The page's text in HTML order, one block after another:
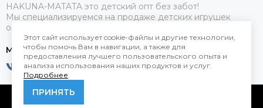
HAKUNA-MATATA это детский опт без забот!
Мы специализируемся на продаже детских игрушек
оптом.
МЕССЕНДЖЕРЫ
Этот сайт использует cookie-файлы и другие технологии,
чтобы помочь Вам в навигации, а также для
предоставления лучшего пользовательского опыта и
анализа использования наших продуктов и услуг.
Подробнее.
ПРИНЯТЬ